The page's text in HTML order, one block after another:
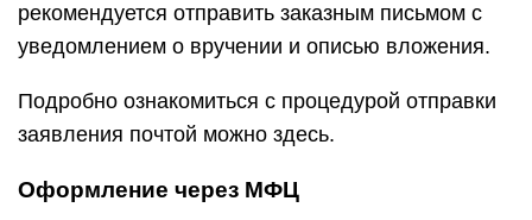
рекомендуется отправить заказным письмом с
уведомлением о вручении и описью вложения.
Подробно ознакомиться с процедурой отправки
заявления почтой можно здесь.
Оформление через МФЦ